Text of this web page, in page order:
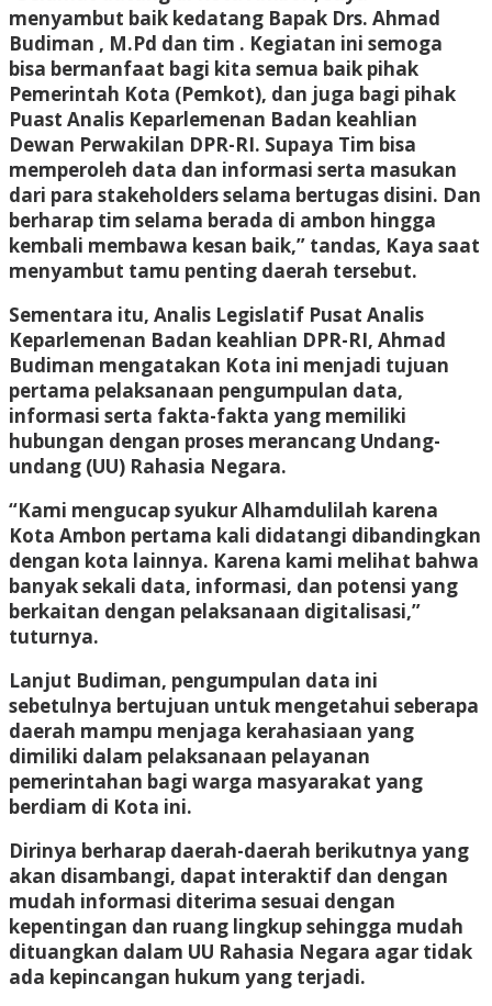
menyambut baik kedatang Bapak Drs. Ahmad
Budiman , M.Pd dan tim . Kegiatan ini semoga
bisa bermanfaat bagi kita semua baik pihak
Pemerintah Kota (Pemkot), dan juga bagi pihak
Puast Analis Keparlemenan Badan keahlian
Dewan Perwakilan DPR-RI. Supaya Tim bisa
memperoleh data dan informasi serta masukan
dari para stakeholders selama bertugas disini. Dan
berharap tim selama berada di ambon hingga
kembali membawa kesan baik,” tandas, Kaya saat
menyambut tamu penting daerah tersebut.
Sementara itu, Analis Legislatif Pusat Analis
Keparlemenan Badan keahlian DPR-RI, Ahmad
Budiman mengatakan Kota ini menjadi tujuan
pertama pelaksanaan pengumpulan data,
informasi serta fakta-fakta yang memiliki
hubungan dengan proses merancang Undang-
undang (UU) Rahasia Negara.
“Kami mengucap syukur Alhamdulilah karena
Kota Ambon pertama kali didatangi dibandingkan
dengan kota lainnya. Karena kami melihat bahwa
banyak sekali data, informasi, dan potensi yang
berkaitan dengan pelaksanaan digitalisasi,”
tuturnya.
Lanjut Budiman, pengumpulan data ini
sebetulnya bertujuan untuk mengetahui seberapa
daerah mampu menjaga kerahasiaan yang
dimiliki dalam pelaksanaan pelayanan
pemerintahan bagi warga masyarakat yang
berdiam di Kota ini.
Dirinya berharap daerah-daerah berikutnya yang
akan disambangi, dapat interaktif dan dengan
mudah informasi diterima sesuai dengan
kepentingan dan ruang lingkup sehingga mudah
dituangkan dalam UU Rahasia Negara agar tidak
ada kepincangan hukum yang terjadi.